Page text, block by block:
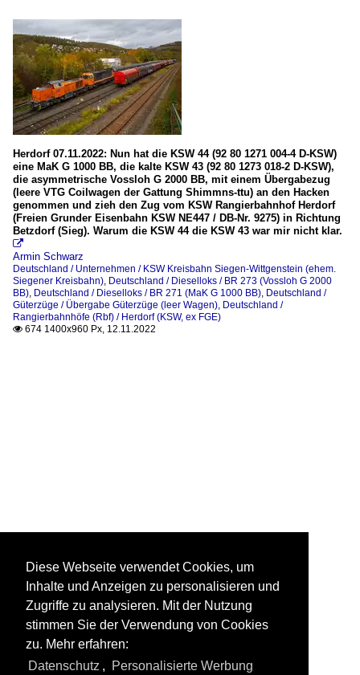
Herdorf 07.11.2022: Nun hat die KSW 44 (92 80 1271 004-4 D-KSW)
eine MaK G 1000 BB, die kalte KSW 43 (92 80 1273 018-2 D-KSW),
die asymmetrische Vossloh G 2000 BB, mit einem Übergabezug
(leere VTG Coilwagen der Gattung Shimmns-ttu) an den Hacken
genommen und zieh den Zug vom KSW Rangierbahnhof Herdorf
(Freien Grunder Eisenbahn KSW NE447 / DB-Nr. 9275) in Richtung
Betzdorf (Sieg). Warum die KSW 44 die KSW 43 war mir nicht klar.

Armin Schwarz
Deutschland / Unternehmen / KSW Kreisbahn Siegen-Wittgenstein (ehem.
Siegener Kreisbahn) Deutschland / Dieselloks / BR 273 (Vossloh G 2000
BB) Deutschland / Dieselloks / BR 271 (MaK G 1000 BB) Deutschland /
Güterzüge / Übergabe Güterzüge (leer Wagen) Deutschland /
Rangierbahnhöfe (Rbf) / Herdorf (KSW, ex FGE)
 674 1400x960 Px, 12.11.2022
Diese Webseite verwendet Cookies, um
Inhalte und Anzeigen zu personalisieren und
Zugriffe zu analysieren. Mit der Nutzung
stimmen Sie der Verwendung von Cookies
zu. Mehr erfahren:
Datenschutz , Personalisierte Werbung